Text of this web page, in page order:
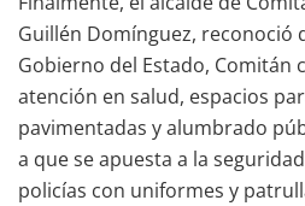
Guillén Domínguez, reconoció
Gobierno del Estado, Comitán
atención en salud, espacios
pavimentadas y alumbrado
a que se apuesta a la
policías con uniformes y